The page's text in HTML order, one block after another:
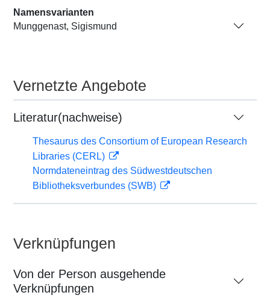
Namensvarianten
Munggenast, Sigismund
Vernetzte Angebote
Literatur(nachweise)
Thesaurus des Consortium of European Research
Libraries (CERL)
Normdateneintrag des Südwestdeutschen
Bibliotheksverbundes (SWB)
Verknüpfungen
Von der Person ausgehende
Verknüpfungen